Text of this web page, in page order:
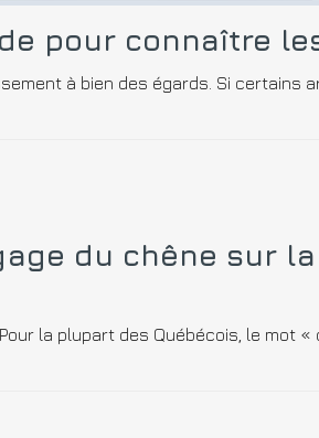
pour connaître
à bien des égards. Si certains
du chêne sur la
la plupart des Québécois, le mot